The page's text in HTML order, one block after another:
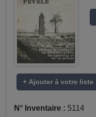
+ Ajouter à votre liste
N° Inventaire : 5114